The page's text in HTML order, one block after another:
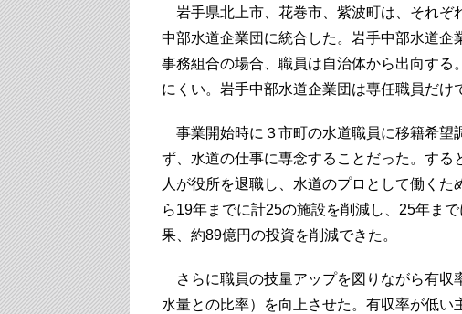
岩手県北上市、花巻市、紫波町は、それぞ
中部水道企業団に統合した。岩手中部水道
事務組合の場合、職員は自治体から出向す
にくい。岩手中部水道企業団は専任職員だけ
事業開始時に３市町の水道職員に移籍希望
ず、水道の仕事に専念することだった。す
人が役所を退職し、水道のプロとして働く
ら19年までに計25の施設を削減し、25年ま
果、約89億円の投資を削減できた。
さらに職員の技量アップを図りながら有収
水量との比率）を向上させた。有収率が低